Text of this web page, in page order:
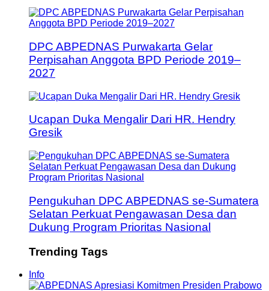
DPC ABPEDNAS Purwakarta Gelar
Perpisahan Anggota BPD Periode 2019–
2027
Ucapan Duka Mengalir Dari HR. Hendry
Gresik
Pengukuhan DPC ABPEDNAS se-Sumatera
Selatan Perkuat Pengawasan Desa dan
Dukung Program Prioritas Nasional
Trending Tags
Info